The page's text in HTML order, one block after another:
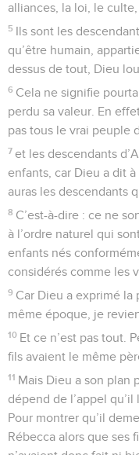
alliances, la loi, le culte,
5 Ils sont les
qu’être humain,
dessus de tout, Dieu
6 Cela ne signifie
perdu sa valeur. En
pas tous le vrai peuple
7 et les descendants
enfants, car Dieu a dit à
auras les descendants
8 C’est-à-dire : ce ne
à l’ordre naturel qui
enfants nés
considérés comme les
9 Car Dieu a exprimé la
même époque, je
10 Et ce n’est pas tout.
fils avaient le même
11 Mais Dieu a son plan
dépend de l’appel
Pour montrer qu’il
Rébecca alors que ses